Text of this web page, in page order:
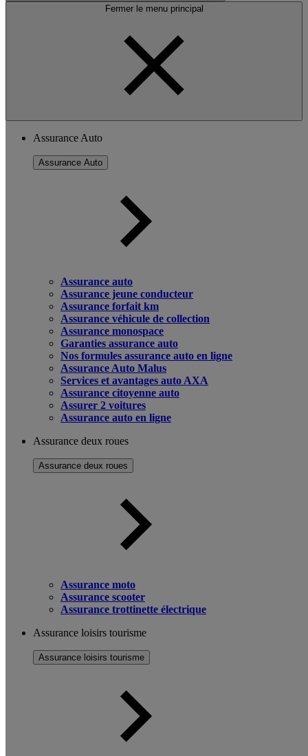
Fermer le menu principal
Assurance Auto
Assurance Auto
Assurance auto
Assurance jeune conducteur
Assurance forfait km
Assurance véhicule de collection
Assurance monospace
Garanties assurance auto
Nos formules assurance auto en ligne
Assurance Auto Malus
Services et avantages auto AXA
Assurance citoyenne auto
Assurer 2 voitures
Assurance auto en ligne
Assurance deux roues
Assurance deux roues
Assurance moto
Assurance scooter
Assurance trottinette électrique
Assurance loisirs tourisme
Assurance loisirs tourisme